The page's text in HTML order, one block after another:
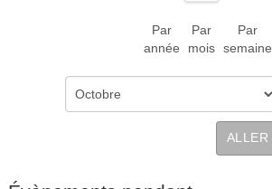
Par
année
Par
mois
Par
semaine